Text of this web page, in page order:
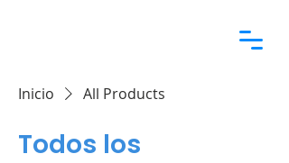
Inicio All Products
Todos los